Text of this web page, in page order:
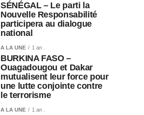
SÉNÉGAL – Le parti la
Nouvelle Responsabilité
participera au dialogue
national
A LA UNE 1 an .
BURKINA FASO –
Ouagadougou et Dakar
mutualisent leur force pour
une lutte conjointe contre
le terrorisme
A LA UNE 1 an .